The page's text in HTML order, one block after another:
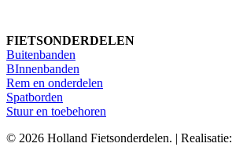
FIETSONDERDELEN
Buitenbanden
BInnenbanden
Rem en onderdelen
Spatborden
Stuur en toebehoren
© 2026 Holland Fietsonderdelen. | Realisatie: